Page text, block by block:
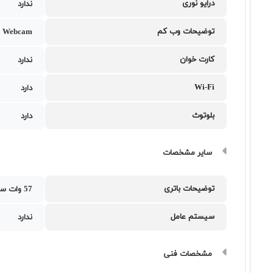
درایو نوری ندارد
توضیحات وب کم
کارت خوان ندارد
Wi-Fi دارد
بلوتوث دارد
سایر مشخصات
توضیحات باتری 57 وات ساعت
سیستم عامل ندارد
مشخصات فنی